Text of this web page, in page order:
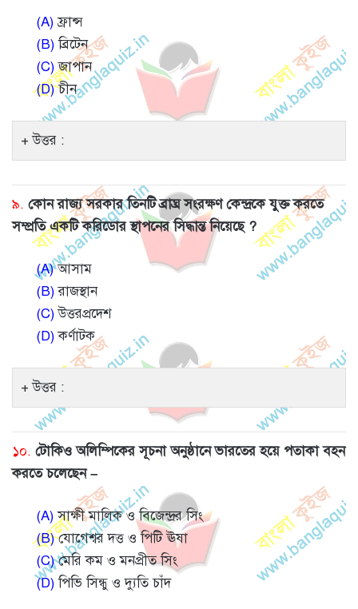
(A)ফ্রান্স
(B)ব্রিটেন
(C)জাপান
(D)চীন
উত্তর :
৯. কোন রাজ্য সরকার তিনটি ব্রাঘ্র সংরক্ষণ কেন্দ্রকে যুক্ত করতে
সম্প্রতি একটি করিডোর স্থাপনের সিদ্ধান্ত নিয়েছে ?
(A)আসাম
(B)রাজস্থান
(C)উত্তরপ্রদেশ
(D)কর্ণাটক
উত্তর :
১০. টোকিও অলিম্পিকের সূচনা অনুষ্ঠানে ভারতের হয়ে পতাকা বহন
করতে চলেছেন –
(A)সাক্ষী মালিক ও বিজেন্দ্রর সিং
(B)যোগেশ্বর দত্ত ও পিটি ঊষা
(C)মেরি কম ও মনপ্রীত সিং
(D)পিভি সিন্ধু ও দ্যুতি চাঁদ